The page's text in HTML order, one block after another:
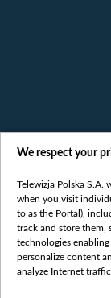
We respect your
Telewizja Polska S.A.
when you visit
to as the Portal),
track and store them,
technologies
personalize content
analyze Internet